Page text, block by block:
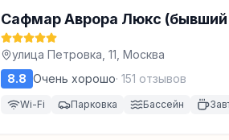
Сафмар Аврора Люкс
улица Петровка, 11, Москва
8.8 Очень хорошо· 151 отзывов
Wi-Fi Парковка Бассейн